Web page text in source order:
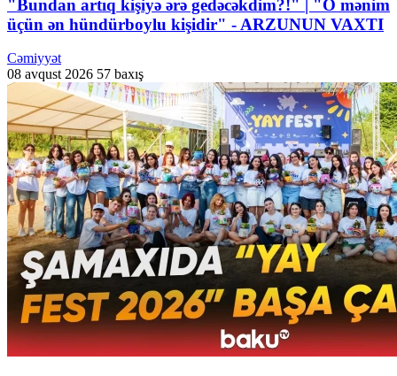
"Bundan artıq kişiyə ərə gedəcəkdim?!" | "O mənim
üçün ən hündürboylu kişidir" - ARZUNUN VAXTI
Cəmiyyət
08 avqust 2026 57 baxış